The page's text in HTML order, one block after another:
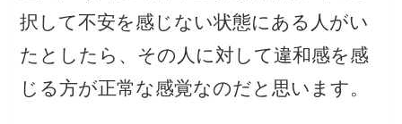
択して不安を感じない状態にある人がい
たとしたら、その人に対して違和感を感
じる方が正常な感覚なのだと思います。